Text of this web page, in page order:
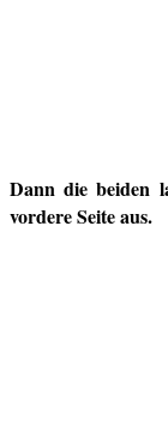
Dann die beiden
vordere Seite aus.